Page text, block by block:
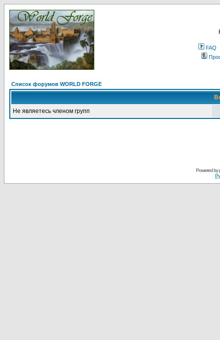
FAQ
Список форумов WORLD FORGE
Не являетесь членом групп
Powered by